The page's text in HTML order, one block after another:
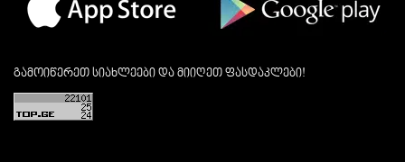
გამოიწერეთ სიახლეები და მიიღეთ ფასდაკლები!